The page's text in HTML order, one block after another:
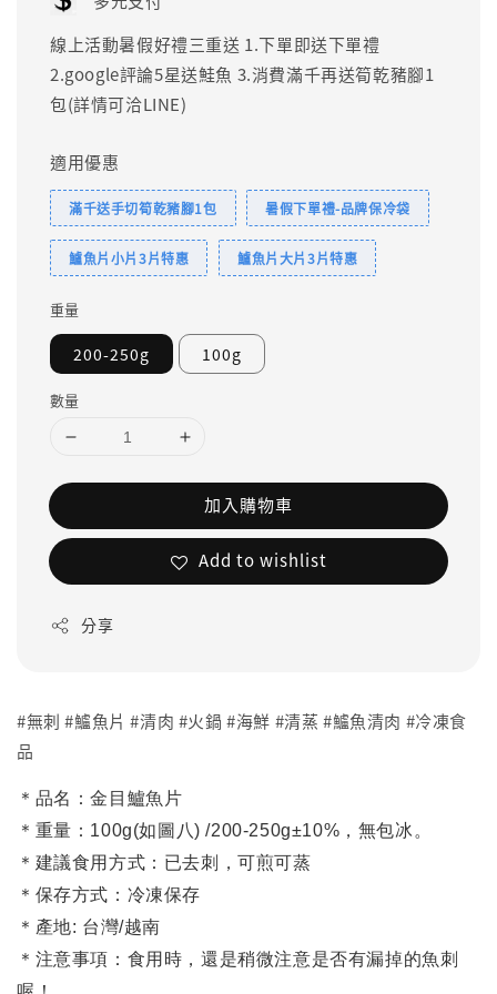
線上活動暑假好禮三重送 1.下單即送下單禮
2.google評論5星送鮭魚 3.消費滿千再送筍乾豬腳1
包(詳情可洽LINE)
適用優惠
滿千送手切筍乾豬腳1包 暑假下單禮-品牌保冷袋
鱸魚片小片3片特惠 鱸魚片大片3片特惠
重量
200-250g 100g
數量
加入購物車
Add to wishlist
分享
#無刺 #鱸魚片 #清肉 #火鍋 #海鮮 #清蒸 #鱸魚清肉 #冷凍食
品
＊品名：金目鱸魚片
＊重量：100g(如圖八) /200-250g±10%，無包冰。
＊建議食用方式：已去刺，可煎可蒸
＊保存方式：冷凍保存
＊產地: 台灣/越南
＊注意事項：食用時，還是稍微注意是否有漏掉的魚刺